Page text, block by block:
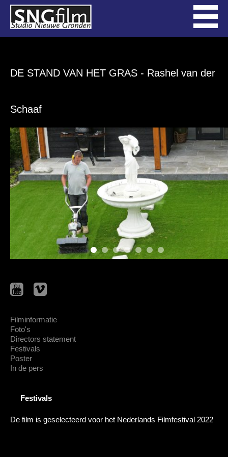
DE STAND VAN HET GRAS - Rashel van der
Schaaf
Filminformatie
Foto's
Directors statement
Festivals
Poster
In de pers
Festivals
De film is geselecteerd voor het Nederlands Filmfestival 2022